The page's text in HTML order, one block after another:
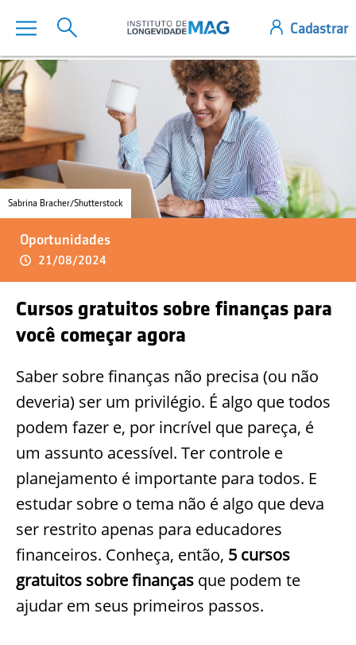
Sabrina Bracher/Shutterstock
Oportunidades
21/08/2024
Cursos gratuitos sobre finanças para
você começar agora
Saber sobre finanças não precisa (ou não
deveria) ser um privilégio. É algo que todos
podem fazer e, por incrível que pareça, é
um assunto acessível. Ter controle e
planejamento é importante para todos. E
estudar sobre o tema não é algo que deva
ser restrito apenas para educadores
financeiros. Conheça, então, 5 cursos
gratuitos sobre finanças que podem te
ajudar em seus primeiros passos.